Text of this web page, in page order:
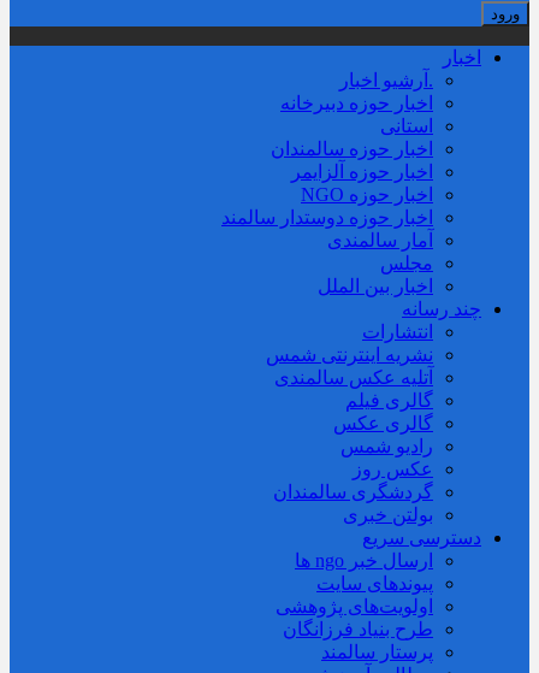
اخبار
.آرشیو اخبار
اخبار حوزه دبیرخانه
استانی
اخبار حوزه سالمندان
اخبار حوزه آلزايمر
اخبار حوزه NGO
اخبار حوزه دوستدار سالمند
آمار سالمندی
مجلس
اخبار بین الملل
چند رسانه
انتشارات
نشریه اینترنتی شمس
آتلیه عکس سالمندی
گالری فیلم
گالری عکس
رادیو شمس
عکس روز
گردشگری سالمندان
بولتن خبری
دسترسی سریع
ارسال خبر ngo ها
پیوندهای سایت
اولویت‌های پژوهشی
طرح بنیاد فرزانگان
پرستار سالمند